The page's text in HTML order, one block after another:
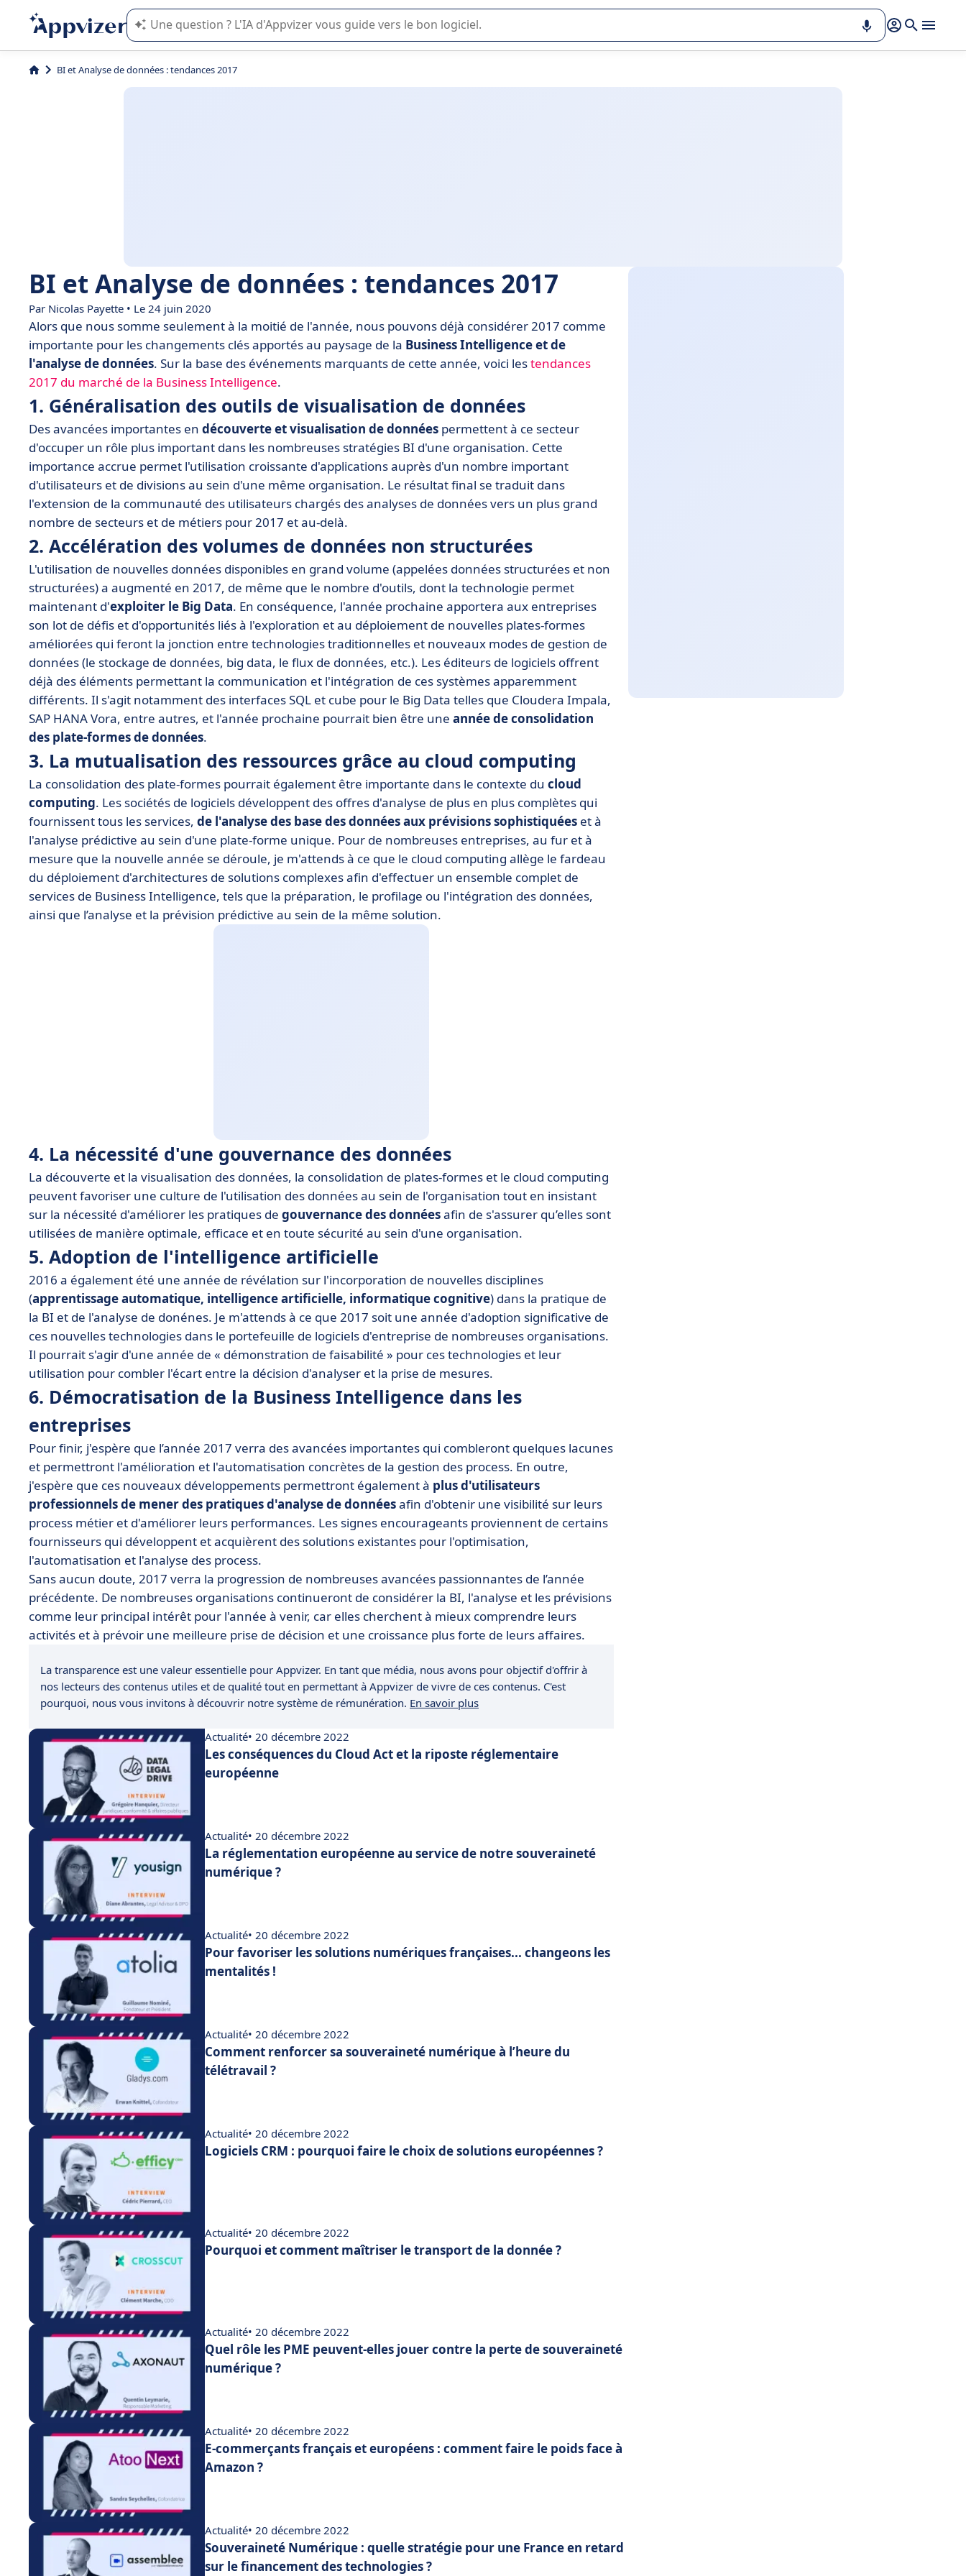
L'IA de Appvizer vous guide dans l'utilisation ou la sélection de logiciel SaaS en entreprise.
BI et Analyse de données : tendances 2017
BI et Analyse de données : tendances 2017
Par Nicolas Payette • Le 24 juin 2020
Alors que nous somme seulement à la moitié de l'année, nous pouvons déjà considérer 2017 comme
importante pour les changements clés apportés au paysage de la Business Intelligence et de
l'analyse de données. Sur la base des événements marquants de cette année, voici lestendances
2017 du marché de la Business Intelligence.
1. Généralisation des outils de visualisation de données
Des avancées importantes en découverte et visualisation de données permettent à ce secteur
d'occuper un rôle plus important dans les nombreuses stratégies BI d'une organisation. Cette
importance accrue permet l'utilisation croissante d'applications auprès d'un nombre important
d'utilisateurs et de divisions au sein d'une même organisation. Le résultat final se traduit dans
l'extension de la communauté des utilisateurs chargés des analyses de données vers un plus grand
nombre de secteurs et de métiers pour 2017 et au-delà.
2. Accélération des volumes de données non structurées
L'utilisation de nouvelles données disponibles en grand volume (appelées données structurées et non
structurées) a augmenté en 2017, de même que le nombre d'outils, dont la technologie permet
maintenant d'exploiter le Big Data. En conséquence, l'année prochaine apportera aux entreprises
son lot de défis et d'opportunités liés à l'exploration et au déploiement de nouvelles plates-formes
améliorées qui feront la jonction entre technologies traditionnelles et nouveaux modes de gestion de
données (le stockage de données, big data, le flux de données, etc.). Les éditeurs de logiciels offrent
déjà des éléments permettant la communication et l'intégration de ces systèmes apparemment
différents. Il s'agit notamment des interfaces SQL et cube pour le Big Data telles que Cloudera Impala,
SAP HANA Vora, entre autres, et l'année prochaine pourrait bien être une année de consolidation
des plate-formes de données.
3. La mutualisation des ressources grâce au cloud computing
La consolidation des plate-formes pourrait également être importante dans le contexte du cloud
computing. Les sociétés de logiciels développent des offres d'analyse de plus en plus complètes qui
fournissent tous les services, de l'analyse des base des données aux prévisions sophistiquées et à
l'analyse prédictive au sein d'une plate-forme unique. Pour de nombreuses entreprises, au fur et à
mesure que la nouvelle année se déroule, je m'attends à ce que le cloud computing allège le fardeau
du déploiement d'architectures de solutions complexes afin d'effectuer un ensemble complet de
services de Business Intelligence, tels que la préparation, le profilage ou l'intégration des données,
ainsi que l’analyse et la prévision prédictive au sein de la même solution.
4. La nécessité d'une gouvernance des données
La découverte et la visualisation des données, la consolidation de plates-formes et le cloud computing
peuvent favoriser une culture de l'utilisation des données au sein de l'organisation tout en insistant
sur la nécessité d'améliorer les pratiques de gouvernance des donnéesafin de s'assurer qu’elles sont
utilisées de manière optimale, efficace et en toute sécurité au sein d'une organisation.
5. Adoption de l'intelligence artificielle
2016 a également été une année de révélation sur l'incorporation de nouvelles disciplines
(apprentissage automatique, intelligence artificielle, informatique cognitive) dans la pratique de
la BI et de l'analyse de donénes. Je m'attends à ce que 2017 soit une année d'adoption significative de
ces nouvelles technologies dans le portefeuille de logiciels d'entreprise de nombreuses organisations.
Il pourrait s'agir d'une année de « démonstration de faisabilité » pour ces technologies et leur
utilisation pour combler l'écart entre la décision d'analyser et la prise de mesures.
6. Démocratisation de la Business Intelligence dans les
entreprises
Pour finir, j'espère que l’année 2017 verra des avancées importantes qui combleront quelques lacunes
et permettront l'amélioration et l'automatisation concrètes de la gestion des process. En outre,
j'espère que ces nouveaux développements permettront également à plus d'utilisateurs
professionnels de mener des pratiques d'analyse de donnéesafin d'obtenir une visibilité sur leurs
process métier et d'améliorer leurs performances. Les signes encourageants proviennent de certains
fournisseurs qui développent et acquièrent des solutions existantes pour l'optimisation,
l'automatisation et l'analyse des process.
Sans aucun doute, 2017 verra la progression de nombreuses avancées passionnantes de l’année
précédente. De nombreuses organisations continueront de considérer la BI, l'analyse et les prévisions
comme leur principal intérêt pour l'année à venir, car elles cherchent à mieux comprendre leurs
activités et à prévoir une meilleure prise de décision et une croissance plus forte de leurs affaires.
La transparence est une valeur essentielle pour Appvizer. En tant que média, nous avons pour objectif d'offrir à
nos lecteurs des contenus utiles et de qualité tout en permettant à Appvizer de vivre de ces contenus. C'est
pourquoi, nous vous invitons à découvrir notre système de rémunération. En savoir plus
Actualité• 20 décembre 2022
Les conséquences du Cloud Act et la riposte réglementaire
européenne
Actualité• 20 décembre 2022
La réglementation européenne au service de notre souveraineté
numérique ?
Actualité• 20 décembre 2022
Pour favoriser les solutions numériques françaises... changeons les
mentalités !
Actualité• 20 décembre 2022
Comment renforcer sa souveraineté numérique à l’heure du
télétravail ?
Actualité• 20 décembre 2022
Logiciels CRM : pourquoi faire le choix de solutions européennes ?
Actualité• 20 décembre 2022
Pourquoi et comment maîtriser le transport de la donnée ?
Actualité• 20 décembre 2022
Quel rôle les PME peuvent-elles jouer contre la perte de souveraineté
numérique ?
Actualité• 20 décembre 2022
E-commerçants français et européens : comment faire le poids face à
Amazon ?
Actualité• 20 décembre 2022
Souveraineté Numérique : quelle stratégie pour une France en retard
sur le financement des technologies ?